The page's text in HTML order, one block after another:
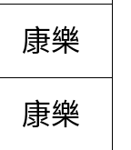
康樂
康樂